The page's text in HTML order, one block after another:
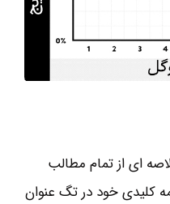
ای از تمام مطالب
کلیدی خود در تگ عنوان